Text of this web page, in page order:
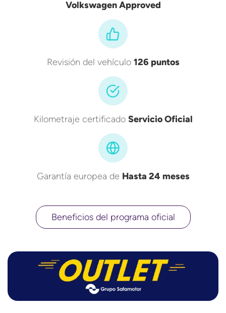
Volkswagen Approved
Revisión del vehículo 126 puntos
Kilometraje certificado Servicio Oficial
Garantía europea de Hasta 24 meses
Beneficios del programa oficial